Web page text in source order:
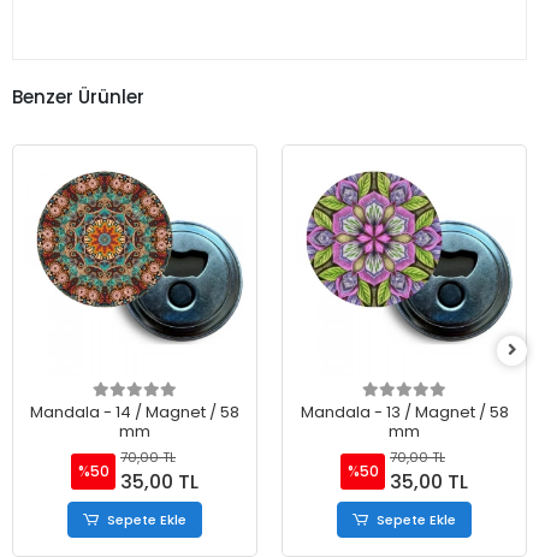
Benzer Ürünler
Mandala - 14 / Magnet / 58
mm
%50
70,00 TL
35,00 TL
Sepete Ekle
Mandala - 13 / Magnet / 58
mm
%50
70,00 TL
35,00 TL
Sepete Ekle